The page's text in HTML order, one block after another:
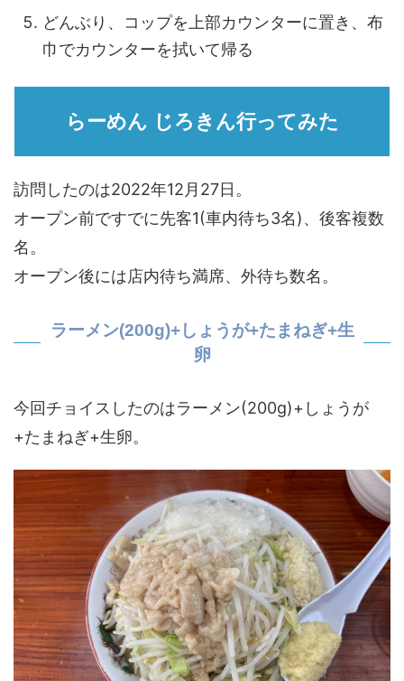
どんぶり、コップを上部カウンターに置き、布
巾でカウンターを拭いて帰る
らーめん じろきん行ってみた
訪問したのは2022年12月27日。
オープン前ですでに先客1(車内待ち3名)、後客複数
名。
オープン後には店内待ち満席、外待ち数名。
ラーメン(200g)+しょうが+たまねぎ+生
卵
今回チョイスしたのはラーメン(200g)+しょうが
+たまねぎ+生卵。